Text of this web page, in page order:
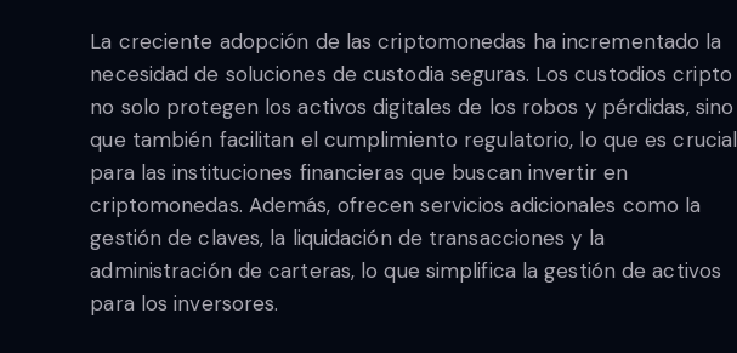
La creciente adopción de las criptomonedas ha incrementado la
necesidad de soluciones de custodia seguras. Los custodios cripto
no solo protegen los activos digitales de los robos y pérdidas, sino
que también facilitan el cumplimiento regulatorio, lo que es crucial
para las instituciones financieras que buscan invertir en
criptomonedas. Además, ofrecen servicios adicionales como la
gestión de claves, la liquidación de transacciones y la
administración de carteras, lo que simplifica la gestión de activos
para los inversores.